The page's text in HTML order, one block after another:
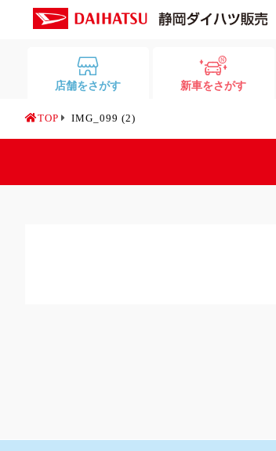
店舗をさがす 新車をさがす
TOP IMG_099 (2)